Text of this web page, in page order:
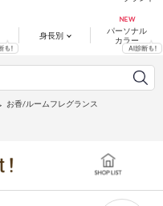
身長別
パーソナル
カラー
お香/ルームフレグランス